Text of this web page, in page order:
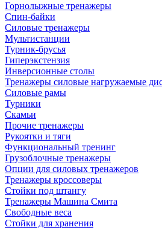
Горнолыжные тренажеры
Спин-байки
Силовые тренажеры
Мультистанции
Турник-брусья
Гиперэкстензия
Инверсионные столы
Тренажеры силовые нагружаемые
Силовые рамы
Турники
Скамьи
Прочие тренажеры
Рукоятки и тяги
Функциональный тренинг
Грузоблочные тренажеры
Опции для силовых тренажеров
Тренажеры кроссоверы
Стойки под штангу
Тренажеры Машина Смита
Свободные веса
Стойки для хранения